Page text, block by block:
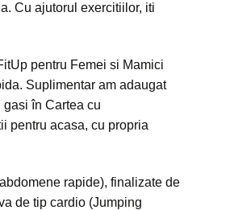
Cu ajutorul exercitiilor, iti
pentru Femei si Mamici
Suplimentar am adaugat
în Cartea cu
pentru acasa, cu propria
rapide), finalizate de
de tip cardio (Jumping